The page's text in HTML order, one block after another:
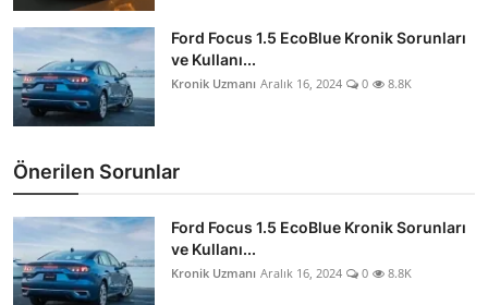
Ford Focus 1.5 EcoBlue Kronik Sorunları
ve Kullanı...
Kronik Uzmanı Aralık 16, 2024 0 8.8K
Önerilen Sorunlar
Ford Focus 1.5 EcoBlue Kronik Sorunları
ve Kullanı...
Kronik Uzmanı Aralık 16, 2024 0 8.8K